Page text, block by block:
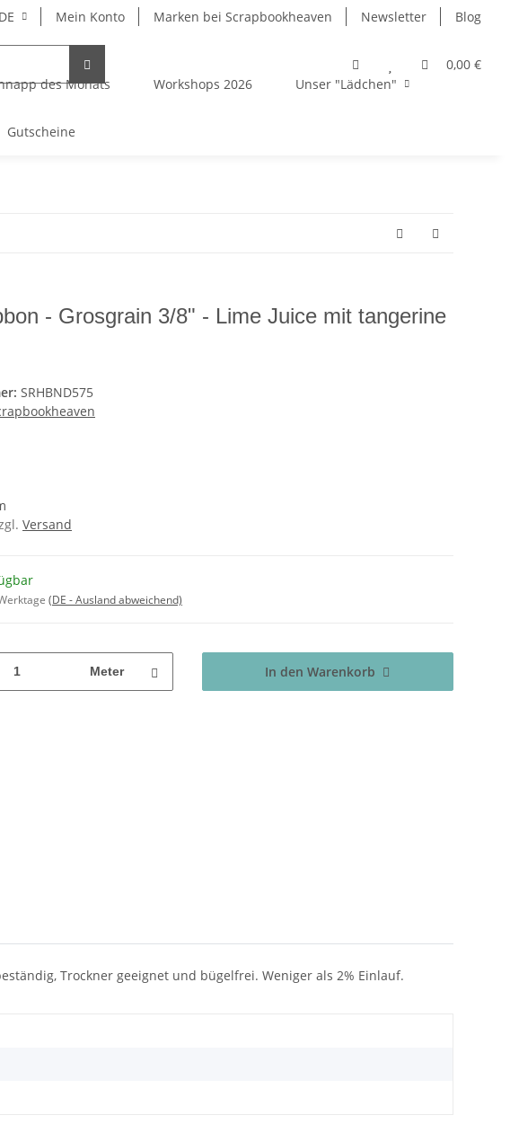
DE Mein Konto Marken bei Scrapbookheaven Newsletter Blog
0,00 €
des Monats Workshops 2026 Unser "Lädchen"
Gutscheine
- Grosgrain 3/8" - Lime Juice mit tangerine
SRHBND575
Versand
(DE - Ausland abweichend)
Meter In den Warenkorb
Trockner geeignet und bügelfrei. Weniger als 2% Einlauf.